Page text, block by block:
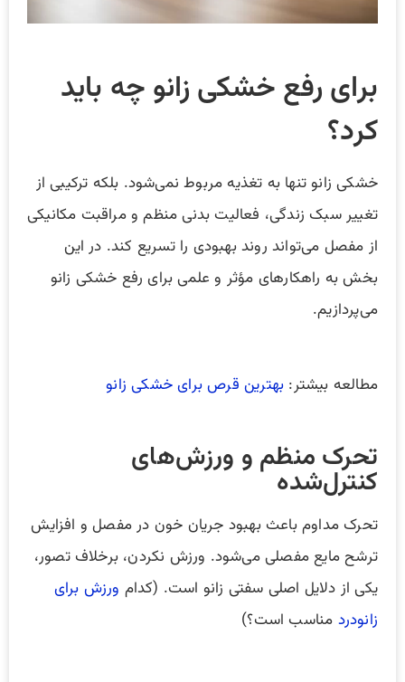
برای رفع خشکی زانو چه باید
کرد؟
خشکی زانو تنها به تغذیه مربوط نمی‌شود. بلکه ترکیبی از
تغییر سبک زندگی، فعالیت بدنی منظم و مراقبت مکانیکی
از مفصل می‌تواند روند بهبودی را تسریع کند. در این
بخش به راهکارهای مؤثر و علمی برای رفع خشکی زانو
می‌پردازیم.
مطالعه بیشتر: بهترین قرص برای خشکی زانو
تحرک منظم و ورزش‌های
کنترل‌شده
تحرک مداوم باعث بهبود جریان خون در مفصل و افزایش
ترشح مایع مفصلی می‌شود. ورزش نکردن، برخلاف تصور،
یکی از دلایل اصلی سفتی زانو است. (کدام ورزش‌ برای
زانودرد مناسب‌ است؟)